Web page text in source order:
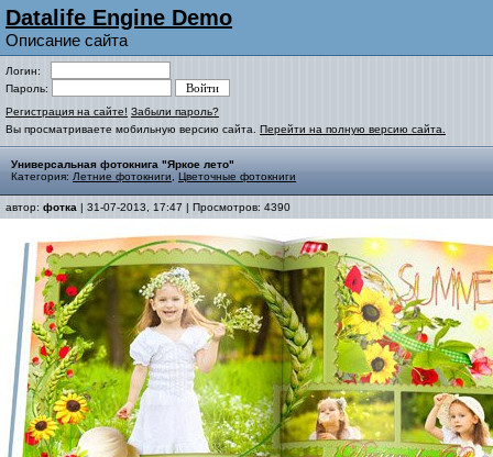
Datalife Engine Demo
Описание сайта
Логин:
Пароль:
Регистрация на сайте! Забыли пароль?
Вы просматриваете мобильную версию сайта. Перейти на полную версию сайта.
Универсальная фотокнига "Яркое лето"
Категория: Летние фотокниги Цветочные фотокниги
автор: фотка | 31-07-2013, 17:47 | Просмотров: 4390